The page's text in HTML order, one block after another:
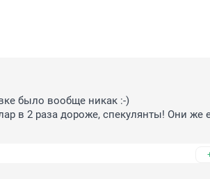
было вообще никак :-)
в 2 раза дороже, спекулянты! Они же
деле у нас давние и богатые традиции...